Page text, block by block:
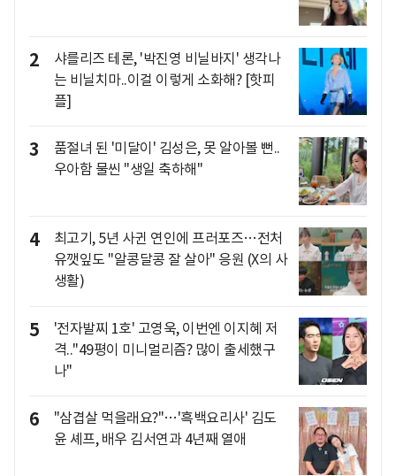
2
샤를리즈 테론, '박진영 비닐바지' 생각나
는 비닐치마..이걸 이렇게 소화해? [핫피
플]
3
품절녀 된 '미달이' 김성은, 못 알아볼 뻔..
우아함 물씬 "생일 축하해"
4
최고기, 5년 사귄 연인에 프러포즈…전처
유깻잎도 "알콩달콩 잘 살아" 응원 (X의 사
생활)
5
'전자발찌 1호' 고영욱, 이번엔 이지혜 저
격.."49평이 미니멀리즘? 많이 출세했구
나"
6
"삼겹살 먹을래요?"…'흑백요리사' 김도
윤 셰프, 배우 김서연과 4년째 열애